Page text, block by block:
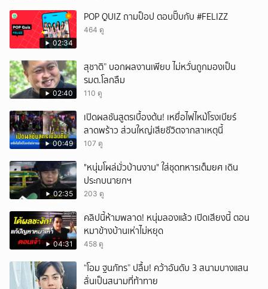
02:34
POP QUIZ ถามป็อป ตอบปั๊บกับ #FELIZZ
464 ดู
02:40
สุชาติ” บอกผลงานเพียบ ไม่หวั่นถูกมองเป็น
รมต.โลกลืม
110 ดู
00:49
เปิดผลชันสูตรเบื้องต้น! เหยื่อไฟไหม้โรงเบียร์
ลาดพร้าว ส่วนใหญ่เสียชีวิตจากสาเหตุนี้
107 ดู
02:35
"หนุ่มโผล่มั่วบ้านงาน" ใส่ชุดทหารเต็มยศ เดิน
ประกบนายกฯ
203 ดู
04:31
คลิปนี้ห้ามพลาด! หนุ่มลองแล้ว เปิดเสียงนี้ ตอน
หมาข้างบ้านเห่าไม่หยุด
458 ดู
“โอม ฐนภัทร” ปลื้ม! คว้าอันดับ 3 สนามบางแสน
ลั่นเป็นสนามที่ท้าทาย